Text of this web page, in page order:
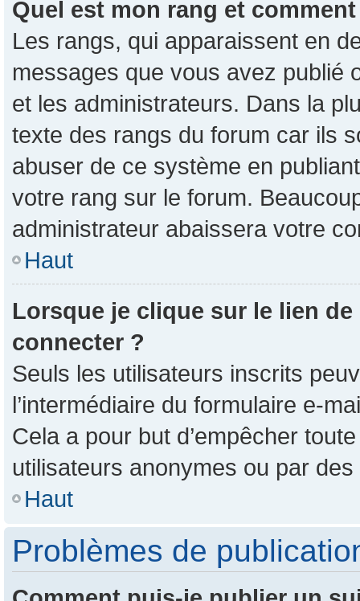
Quel est mon rang et
Les rangs, qui apparaissent en
messages que vous avez publié
et les administrateurs. Dans la
texte des rangs du forum car ils
abuser de ce système en
votre rang sur le forum.
administrateur abaissera votre
Haut
Lorsque je clique sur le lien de
connecter ?
Seuls les utilisateurs inscrits
l’intermédiaire du formulaire e-
Cela a pour but d’empêcher
utilisateurs anonymes ou par
Haut
Problèmes de